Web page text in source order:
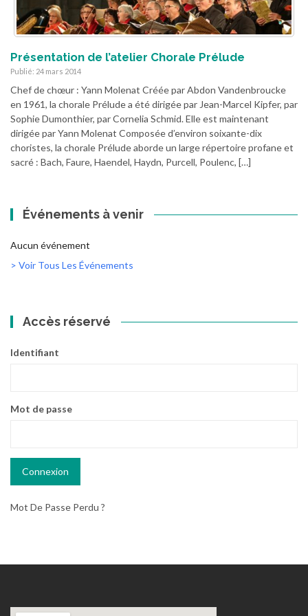
Présentation de l’atelier Chorale Prélude
Publié: 24 mars 2014
Chef de chœur : Yann Molenat Créée par Abdon Vandenbroucke
en 1961, la chorale Prélude a été dirigée par Jean-Marcel Kipfer, par
Sophie Dumonthier, par Cornelia Schmid. Elle est maintenant
dirigée par Yann Molenat Composée d’environ soixante-dix
choristes, la chorale Prélude aborde un large répertoire profane et
sacré : Bach, Faure, Haendel, Haydn, Purcell, Poulenc, […]
Événements à venir
Aucun événement
> Voir Tous Les Événements
Accès réservé
Identifiant
Mot de passe
Mot De Passe Perdu ?